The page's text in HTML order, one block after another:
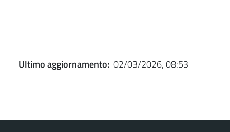
Ultimo aggiornamento: 02/03/2026, 08:53